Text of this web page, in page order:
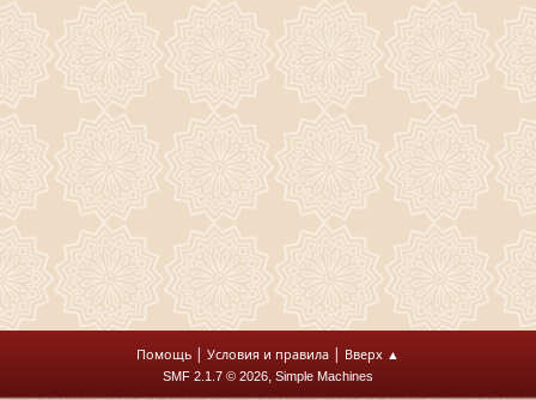
Помощь | Условия и правила | Вверх ▲
SMF 2.1.7 © 2026, Simple Machines